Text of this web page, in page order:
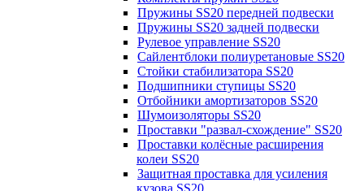
Пружины SS20 передней подвески
Пружины SS20 задней подвески
Рулевое управление SS20
Сайлентблоки полиуретановые SS20
Стойки стабилизатора SS20
Подшипники ступицы SS20
Отбойники амортизаторов SS20
Шумоизоляторы SS20
Проставки "развал-схождение" SS20
Проставки колёсные расширения
колеи SS20
Защитная проставка для усиления
кузова SS20